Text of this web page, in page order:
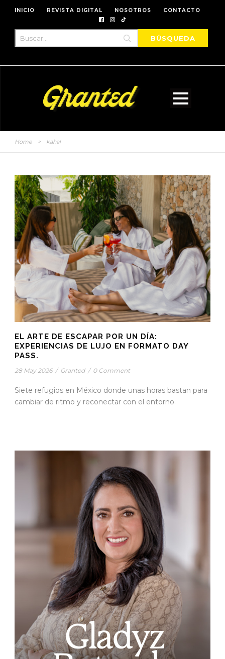
INICIO REVISTA DIGITAL NOSOTROS CONTACTO
Home > kahal
EL ARTE DE ESCAPAR POR UN DÍA:
EXPERIENCIAS DE LUJO EN FORMATO DAY
PASS.
28 May 2026 / Granted / 0 Comment
Siete refugios en México donde unas horas bastan para
cambiar de ritmo y reconectar con el entorno.